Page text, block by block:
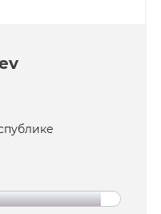
信者は妻と娘と
。